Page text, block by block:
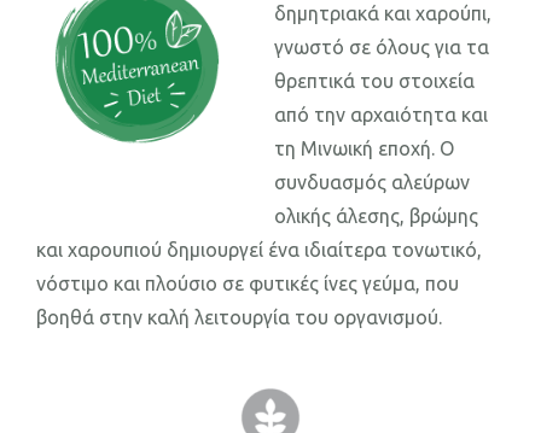
δημητριακά και χαρούπι,
γνωστό σε όλους για τα
θρεπτικά του στοιχεία
από την αρχαιότητα και
τη Μινωική εποχή. Ο
συνδυασμός αλεύρων
ολικής άλεσης, βρώμης
και χαρουπιού δημιουργεί ένα ιδιαίτερα τονωτικό,
νόστιμο και πλούσιο σε φυτικές ίνες γεύμα, που
βοηθά στην καλή λειτουργία του οργανισμού.